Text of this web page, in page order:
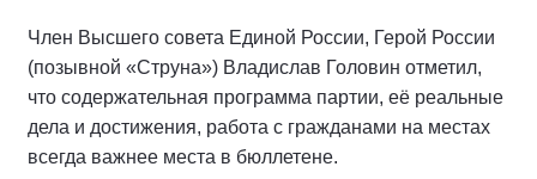
Член Высшего совета Единой России, Герой России
(позывной «Струна») Владислав Головин отметил,
что содержательная программа партии, её реальные
дела и достижения, работа с гражданами на местах
всегда важнее места в бюллетене.